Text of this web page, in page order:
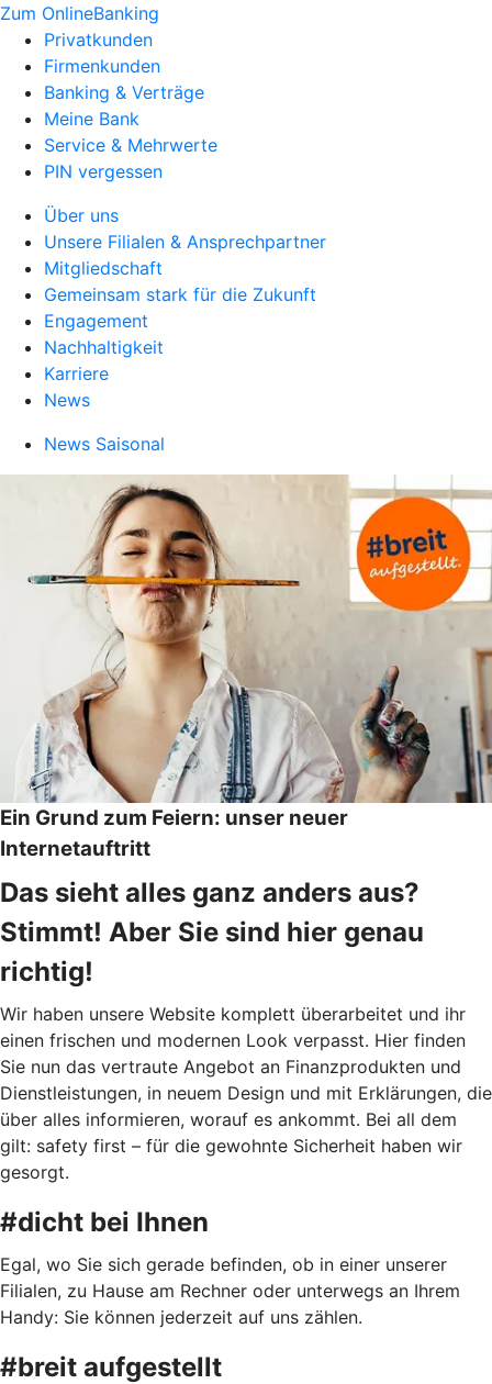
Zum OnlineBanking
Privatkunden
Firmenkunden
Banking & Verträge
Meine Bank
Service & Mehrwerte
PIN vergessen
Über uns
Unsere Filialen & Ansprechpartner
Mitgliedschaft
Gemeinsam stark für die Zukunft
Engagement
Nachhaltigkeit
Karriere
News
News Saisonal
Ein Grund zum Feiern: unser neuer
Internetauftritt
Das sieht alles ganz anders aus?
Stimmt! Aber Sie sind hier genau
richtig!
Wir haben unsere Website komplett überarbeitet und ihr
einen frischen und modernen Look verpasst. Hier finden
Sie nun das vertraute Angebot an Finanzprodukten und
Dienstleistungen, in neuem Design und mit Erklärungen, die
über alles informieren, worauf es ankommt. Bei all dem
gilt: safety first – für die gewohnte Sicherheit haben wir
gesorgt.
#dicht bei Ihnen
Egal, wo Sie sich gerade befinden, ob in einer unserer
Filialen, zu Hause am Rechner oder unterwegs an Ihrem
Handy: Sie können jederzeit auf uns zählen.
#breit aufgestellt